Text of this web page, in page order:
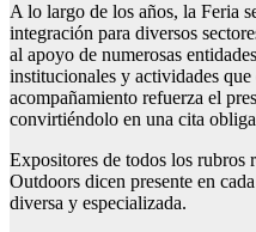
A lo largo de los años, la Feria
integración para diversos
al apoyo de numerosas
institucionales y actividades
acompañamiento refuerza el
convirtiéndolo en una cita
Expositores de todos los rubros
Outdoors dicen presente en
diversa y especializada.